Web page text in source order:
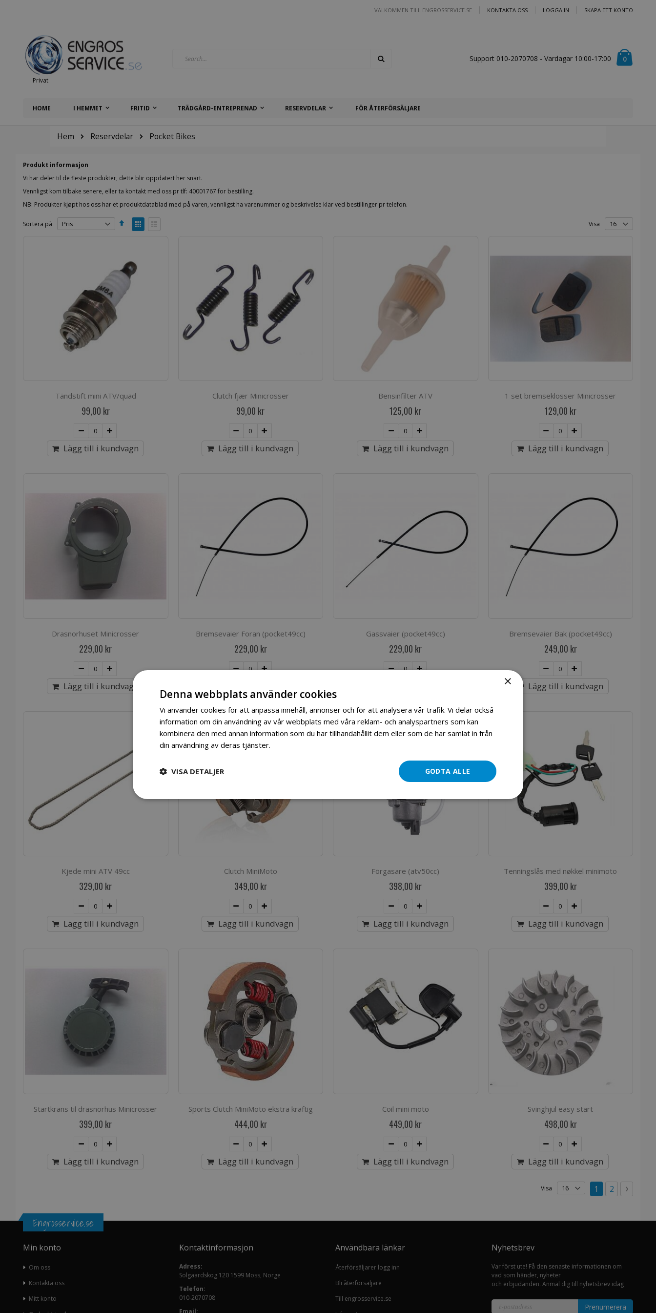
VÄLKOMMEN TILL ENGROSSERVICE.SE KONTAKTA OSS LOGGA IN SKAPA ETT KONTO
Privat
0artiklar
Support 010-2070708 - Vardagar 10:00-17:00
HOME I HEMMET FRITID TRÄDGÅRD-ENTREPRENAD RESERVDELAR FÖR ÅTERFÖRSÄLJARE
Hem Reservdelar Pocket Bikes
Produkt informasjon
Vi har deler til de fleste produkter, dette blir oppdatert her snart.
Vennligst kom tilbake senere, eller ta kontakt med oss pr tlf: 40001767 for bestilling.
NB: Produkter kjøpt hos oss har et produktdatablad med på varen, vennligst ha varenummer og beskrivelse klar ved bestillinger pr telefon.
Sortera på
Sätt
fallande
Visa
som
Visa
Tändstift mini ATV/quad
99,00 kr
Lägg till i kundvagn
Clutch fjær Minicrosser
99,00 kr
Lägg till i kundvagn
Bensinfilter ATV
125,00 kr
Lägg till i kundvagn
1 set bremseklosser Minicrosser
129,00 kr
Lägg till i kundvagn
Drasnorhuset Minicrosser
229,00 kr
Lägg till i kundvagn
Bremsevaier Foran (pocket49cc)
229,00 kr
Gassvaier (pocket49cc)
229,00 kr
Bremsevaier Bak (pocket49cc)
249,00 kr
Lägg till i kundvagn
Kjede mini ATV 49cc
329,00 kr
Lägg till i kundvagn
Clutch MiniMoto
349,00 kr
Lägg till i kundvagn
Förgasare (atv50cc)
398,00 kr
Lägg till i kundvagn
Tenningslås med nøkkel minimoto
399,00 kr
Lägg till i kundvagn
Startkrans til drasnorhus Minicrosser
399,00 kr
Lägg till i kundvagn
Sports Clutch MiniMoto ekstra kraftig
444,00 kr
Lägg till i kundvagn
Coil mini moto
449,00 kr
Lägg till i kundvagn
Svinghjul easy start
498,00 kr
Lägg till i kundvagn
Sida
You're currently
1 Sida
2 Sida
Nästa
Visa
Engrosservice.se
Min konto
Om oss
Kontakta oss
Mitt konto
Kontaktinformasjon
Adress:
Solgaardskog 120 1599 Moss, Norge
Telefon:
010-2070708
Användbara länkar
Återförsäljarer logg inn
Bli återförsäljare
Till engrosservice.se
Nyhetsbrev
Var först ute! Få den senaste informationen om
vad som händer, nyheter
och erbjudanden. Anmäl dig till nyhetsbrev idag
Prenumerera
×
Denna webbplats använder cookies
Vi använder cookies för att anpassa innehåll, annonser och för att analysera vår trafik. Vi delar också
information om din användning av vår webbplats med våra reklam- och analyspartners som kan
kombinera den med annan information som du har tillhandahållit dem eller som de har samlat in från
din användning av deras tjänster.
GODTA ALLE
VISA DETALJER